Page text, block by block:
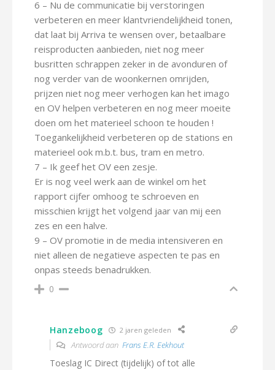
6 – Nu de communicatie bij verstoringen
verbeteren en meer klantvriendelijkheid tonen,
dat laat bij Arriva te wensen over, betaalbare
reisproducten aanbieden, niet nog meer
busritten schrappen zeker in de avonduren of
nog verder van de woonkernen omrijden,
prijzen niet nog meer verhogen kan het imago
en OV helpen verbeteren en nog meer moeite
doen om het materieel schoon te houden !
Toegankelijkheid verbeteren op de stations en
materieel ook m.b.t. bus, tram en metro.
7 – Ik geef het OV een zesje.
Er is nog veel werk aan de winkel om het
rapport cijfer omhoog te schroeven en
misschien krijgt het volgend jaar van mij een
zes en een halve.
9 – OV promotie in de media intensiveren en
niet alleen de negatieve aspecten te pas en
onpas steeds benadrukken.
0
Hanzeboog 2 jaren geleden
Antwoord aan Frans E.R. Eekhout
Toeslag IC Direct (tijdelijk) of tot alle